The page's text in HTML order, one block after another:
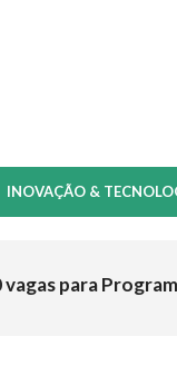
INOVAÇÃO &
vagas para